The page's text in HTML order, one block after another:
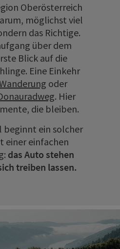
Oberösterreich
möglichst viel
das Richtige.
über dem
Blick auf die
Eine Einkehr
oder
. Hier
die bleiben.
beginnt ein solcher
einer einfachen
das Auto stehen
treiben lassen.